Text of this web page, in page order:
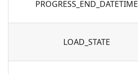
PROGRESS_END_DATETIME
LOAD_STATE